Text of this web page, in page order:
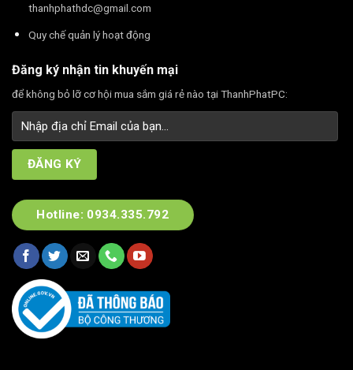
thanhphathdc@gmail.com
Quy chế quản lý hoạt động
Đăng ký nhận tin khuyến mại
để không bỏ lỡ cơ hội mua sắm giá rẻ nào tại ThanhPhatPC:
Hotline: 0934.335.792